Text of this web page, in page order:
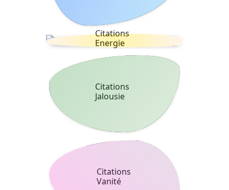
Citations
Energie
Citations
Jalousie
Citations
Vanité